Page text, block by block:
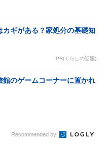
カギがある？家処分の基礎知
PR(くらしの話題)
館のゲームコーナーに置かれ
Recommended by